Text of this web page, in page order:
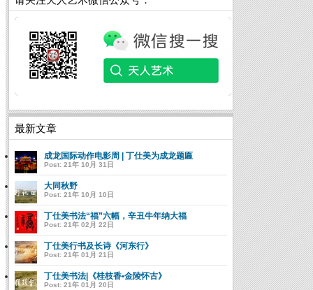
最新文章
成龙国际动作电影周 | 丁仕美为成龙题匾
Post: 21年 10月 31日
大同秋野
Post: 21年 10月 10日
丁仕美书法“福”六幅，辛丑牛年纳大福
Post: 21年 02月 22日
丁仕美行书及长诗《河东行》
Post: 21年 01月 21日
丁仕美书法|《桂枝香•金陵怀古》
Post: 21年 01月 20日